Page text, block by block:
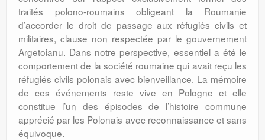
traités polono-roumains obligeant la Roumanie
d’accorder le droit de passage aux réfugiés civils et
militaires, clause non respectée par le gouvernement
Argetoianu. Dans notre perspective, essentiel a été le
comportement de la société roumaine qui avait reçu les
réfugiés civils polonais avec bienveillance. La mémoire
de ces événements reste vive en Pologne et elle
constitue l’un des épisodes de l’histoire commune
apprécié par les Polo­nais avec reconnaissance et sans
équivoque.